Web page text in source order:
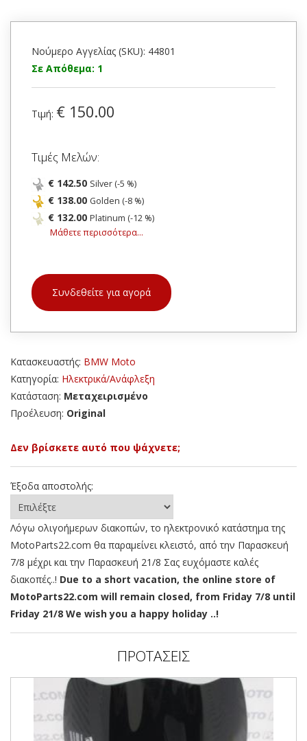
Νούμερο Αγγελίας (SKU): 44801
Σε Απόθεμα: 1
Τιμή: € 150.00
Τιμές Μελών:
€ 142.50 Silver (-5 %)
€ 138.00 Golden (-8 %)
€ 132.00 Platinum (-12 %)
Μάθετε περισσότερα...
Συνδεθείτε για αγορά
Κατασκευαστής: BMW Moto
Κατηγορία: Ηλεκτρικά/Ανάφλεξη
Κατάσταση: Μεταχειρισμένο
Προέλευση: Original
Δεν βρίσκετε αυτό που ψάχνετε;
Έξοδα αποστολής:
Λόγω ολιγοήμερων διακοπών, το ηλεκτρονικό κατάστημα της
MotoParts22.com θα παραμείνει κλειστό, από την Παρασκευή
7/8 μέχρι και την Παρασκευή 21/8 Σας ευχόμαστε καλές
διακοπές..! Due to a short vacation, the online store of
MotoParts22.com will remain closed, from Friday 7/8 until
Friday 21/8 We wish you a happy holiday ..!
ΠΡΟΤΑΣΕΙΣ